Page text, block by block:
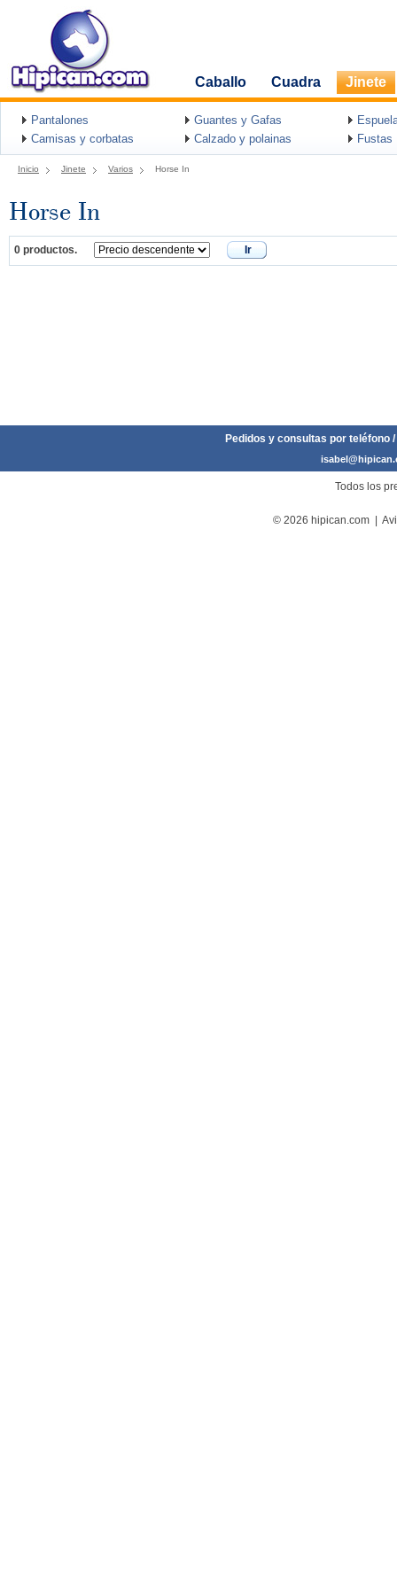
Caballo Cuadra Jinete
Pantalones Guantes y Gafas
Camisas y corbatas
Calzado y polainas Fustas
Inicio Jinete Varios Horse In
Horse In
0 productos. Ir
Pedidos y consultas por teléfono
Todos los
© 2026 hipican.com |